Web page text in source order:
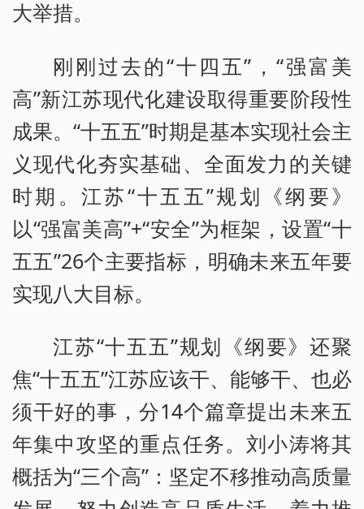
大举措。
刚刚过去的“十四五”，“强富美
高”新江苏现代化建设取得重要阶段性
成果。“十五五”时期是基本实现社会主
义现代化夯实基础、全面发力的关键
时期。江苏“十五五”规划《纲要》
以“强富美高”+“安全”为框架，设置“十
五五”26个主要指标，明确未来五年要
实现八大目标。
江苏“十五五”规划《纲要》还聚
焦“十五五”江苏应该干、能够干、也必
须干好的事，分14个篇章提出未来五
年集中攻坚的重点任务。刘小涛将其
概括为“三个高”：坚定不移推动高质量